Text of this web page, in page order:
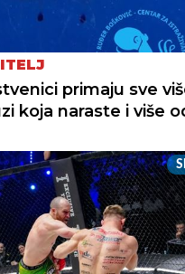
primaju sve
koja naraste i više